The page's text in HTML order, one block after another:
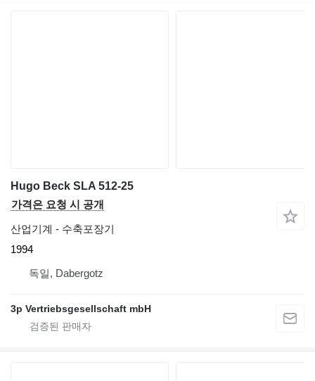
Hugo Beck SLA 512-25
가격은 요청 시 공개
산업기계 - 수축포장기
1994
독일, Dabergotz
3p Vertriebsgesellschaft mbH